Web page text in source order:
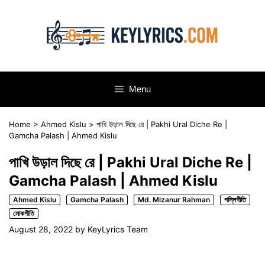
Menu
Home > Ahmed Kislu > পাখি উড়াল দিছে রে | Pakhi Ural Diche Re |
Gamcha Palash | Ahmed Kislu
পাখি উড়াল দিছে রে | Pakhi Ural Diche Re |
Gamcha Palash | Ahmed Kislu
Ahmed Kislu Gamcha Palash Md. Mizanur Rahman
পল্লিগীতি
লোকগীতি
August 28, 2022 by KeyLyrics Team